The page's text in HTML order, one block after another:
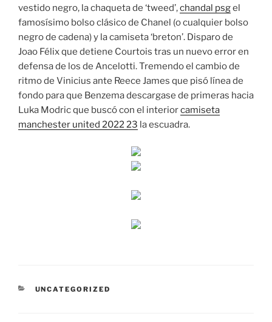
vestido negro, la chaqueta de ‘tweed’,chandal psgel
famosísimo bolso clásico de Chanel (o cualquier bolso
negro de cadena) y la camiseta ‘breton’. Disparo de
Joao Félix que detiene Courtois tras un nuevo error en
defensa de los de Ancelotti. Tremendo el cambio de
ritmo de Vinicius ante Reece James que pisó línea de
fondo para que Benzema descargase de primeras hacia
Luka Modric que buscó con el interiorcamiseta
manchester united 2022 23 la escuadra.
CATEGORÍAS
UNCATEGORIZED